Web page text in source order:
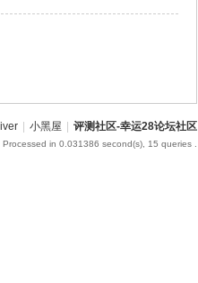
小黑屋 评测社区-幸运28论坛社区
, Processed in 0.031386 second(s), 15 queries .